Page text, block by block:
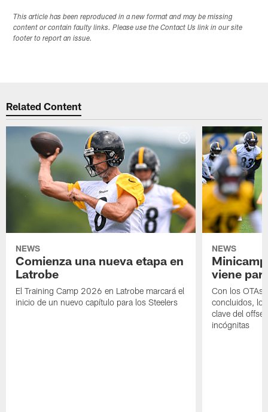
This article has been reproduced in a new format and may be missing
content or contain faulty links. Please use the Contact Us link in our site
footer to report an issue.
Related Content
NEWS
Comienza una nueva etapa en
Latrobe
El Training Camp 2026 en Latrobe marcará el
inicio de un nuevo capítulo para los Steelers
NEWS
viene
Con los OTAs
concluidos,
clave del
incógnitas